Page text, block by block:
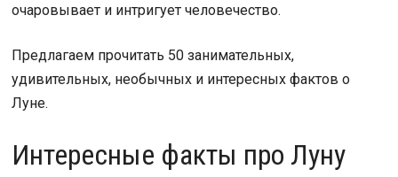
очаровывает и интригует человечество.
Предлагаем прочитать 50 занимательных,
удивительных, необычных и интересных фактов о
Луне.
Интересные факты про Луну